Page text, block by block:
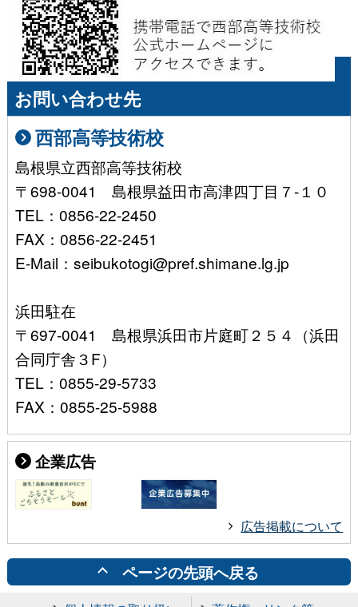
お問い合わせ先
西部高等技術校
島根県立西部高等技術校
〒698-0041 島根県益田市高津四丁目７-１０
TEL：0856-22-2450
FAX：0856-22-2451
E-Mail：seibukotogi@pref.shimane.lg.jp
浜田駐在
〒697-0041 島根県浜田市片庭町２５４（浜田
合同庁舎３F）
TEL：0855-29-5733
FAX：0855-25-5988
企業広告
広告掲載について
ページの先頭へ戻る